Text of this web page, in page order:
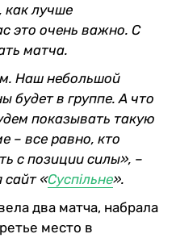
как лучше
это очень важно. С
матча.
Наш небольшой
будет в группе. А что
показывать такую
– все равно, кто
с позиции силы», –
сайт «Суспільне».
два матча, набрала
место в